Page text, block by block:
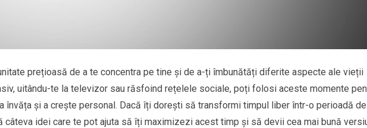
prețioasă de a te concentra pe tine și de a-ți îmbunătăți diferite aspecte ale vieții
uitându-te la televizor sau răsfoind rețelele sociale, poți folosi aceste momente
învăța și a crește personal. Dacă îți dorești să transformi timpul liber într-o perioadă de
câteva idei care te pot ajuta să îți maximizezi acest timp și să devii cea mai bună